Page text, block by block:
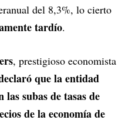
del 8,3%, lo cierto
tardío.
, prestigioso economista
que la entidad
subas de tasas de
de la economía de